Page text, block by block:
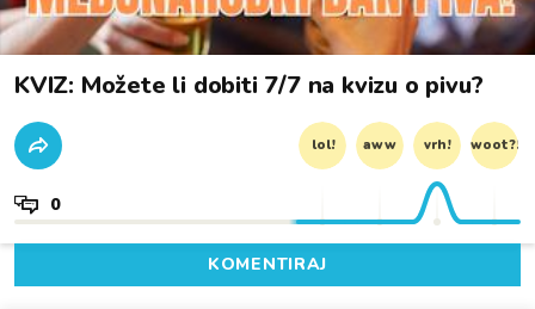
KVIZ: Možete li dobiti 7/7 na kvizu o pivu?
lol! aww vrh! woot?!
0
KOMENTIRAJ